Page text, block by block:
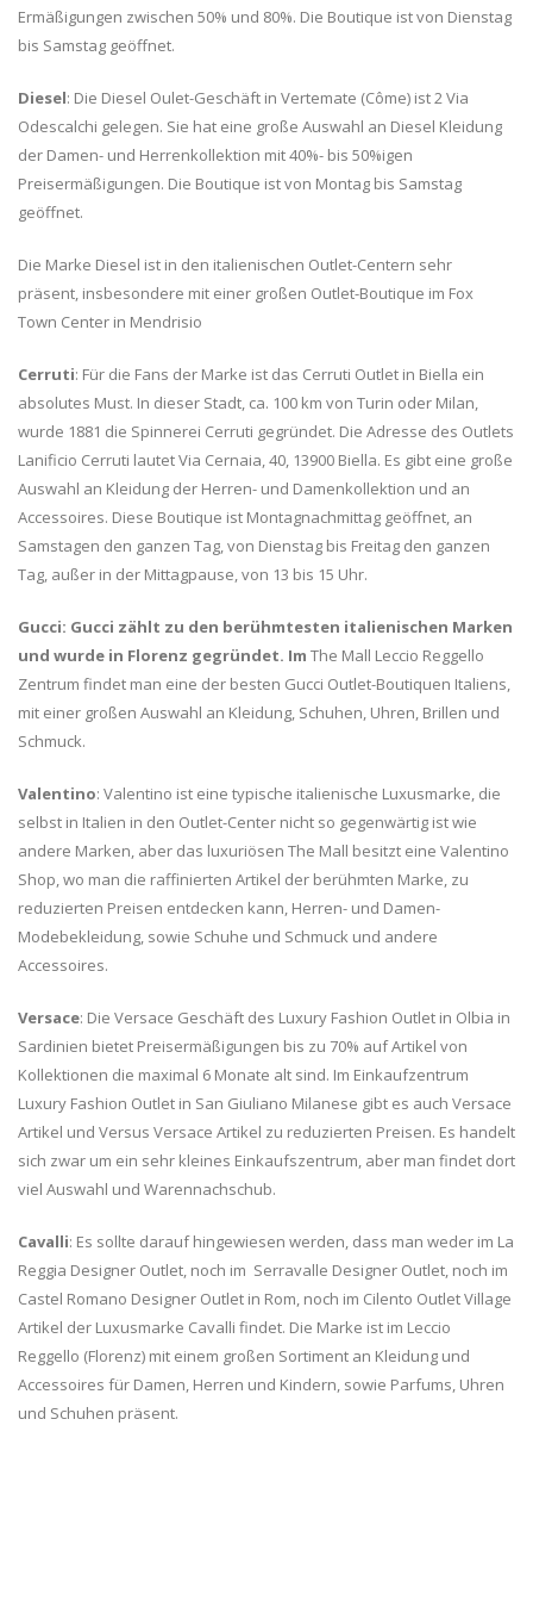
Ermäßigungen zwischen 50% und 80%. Die Boutique ist von Dienstag
bis Samstag geöffnet.
Diesel: Die Diesel Oulet-Geschäft in Vertemate (Côme) ist 2 Via
Odescalchi gelegen. Sie hat eine große Auswahl an Diesel Kleidung
der Damen- und Herrenkollektion mit 40%- bis 50%igen
Preisermäßigungen. Die Boutique ist von Montag bis Samstag
geöffnet.
Die Marke Diesel ist in den italienischen Outlet-Centern sehr
präsent, insbesondere mit einer großen Outlet-Boutique im Fox
Town Center in Mendrisio
Cerruti: Für die Fans der Marke ist das Cerruti Outlet in Biella ein
absolutes Must. In dieser Stadt, ca. 100 km von Turin oder Milan,
wurde 1881 die Spinnerei Cerruti gegründet. Die Adresse des Outlets
Lanificio Cerruti lautet Via Cernaia, 40, 13900 Biella. Es gibt eine große
Auswahl an Kleidung der Herren- und Damenkollektion und an
Accessoires. Diese Boutique ist Montagnachmittag geöffnet, an
Samstagen den ganzen Tag, von Dienstag bis Freitag den ganzen
Tag, außer in der Mittagpause, von 13 bis 15 Uhr.
Gucci: Gucci zählt zu den berühmtesten italienischen Marken
und wurde in Florenz gegründet. Im The Mall Leccio Reggello
Zentrum findet man eine der besten Gucci Outlet-Boutiquen Italiens,
mit einer großen Auswahl an Kleidung, Schuhen, Uhren, Brillen und
Schmuck.
Valentino: Valentino ist eine typische italienische Luxusmarke, die
selbst in Italien in den Outlet-Center nicht so gegenwärtig ist wie
andere Marken, aber das luxuriösen The Mall besitzt eine Valentino
Shop, wo man die raffinierten Artikel der berühmten Marke, zu
reduzierten Preisen entdecken kann, Herren- und Damen-
Modebekleidung, sowie Schuhe und Schmuck und andere
Accessoires.
Versace: Die Versace Geschäft des Luxury Fashion Outlet in Olbia in
Sardinien bietet Preisermäßigungen bis zu 70% auf Artikel von
Kollektionen die maximal 6 Monate alt sind. Im Einkaufzentrum
Luxury Fashion Outlet in San Giuliano Milanese gibt es auch Versace
Artikel und Versus Versace Artikel zu reduzierten Preisen. Es handelt
sich zwar um ein sehr kleines Einkaufszentrum, aber man findet dort
viel Auswahl und Warennachschub.
Cavalli: Es sollte darauf hingewiesen werden, dass man weder im La
Reggia Designer Outlet, noch im Serravalle Designer Outlet, noch im
Castel Romano Designer Outlet in Rom, noch im Cilento Outlet Village
Artikel der Luxusmarke Cavalli findet. Die Marke ist im Leccio
Reggello (Florenz) mit einem großen Sortiment an Kleidung und
Accessoires für Damen, Herren und Kindern, sowie Parfums, Uhren
und Schuhen präsent.